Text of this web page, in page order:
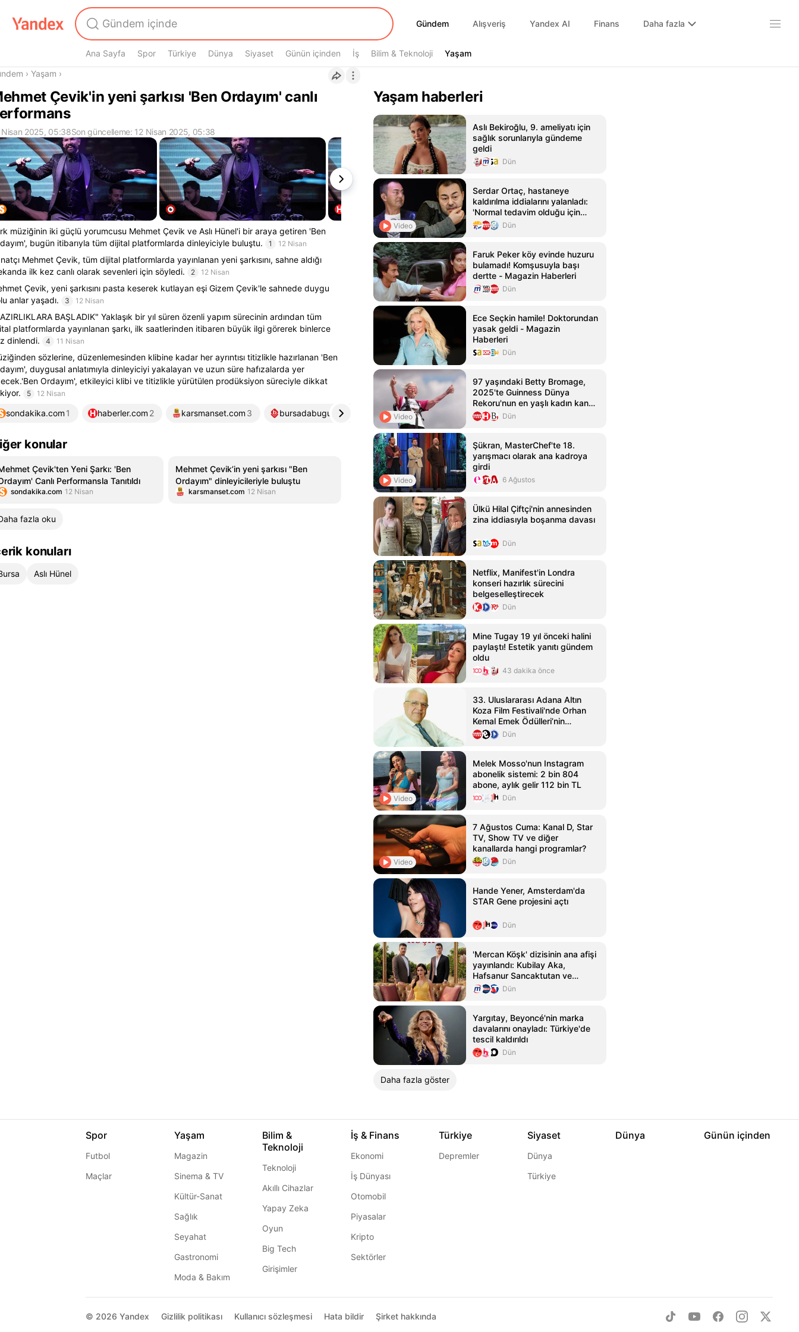
Gündem
Gündem Alışveriş Yandex AI Finans Daha fazla
Ana Sayfa Spor Türkiye Dünya Siyaset Günün içinden İş Bilim & Teknoloji Yaşam
Yaşam
› Yaşam ›
Çevik'in yeni şarkısı 'Ben Ordayım' canlı
Nisan 2025, 05:38Son güncelleme: 12 Nisan 2025, 05:38
müziğinin iki güçlü yorumcusu Mehmet Çevik ve Aslı Hünel'i bir araya getiren 'Ben
bugün itibarıyla tüm dijital platformlarda dinleyiciyle buluştu.
1 12 Nisan
Mehmet Çevik, tüm dijital platformlarda yayınlanan yeni şarkısını, sahne aldığı
ilk kez canlı olarak sevenleri için söyledi.
2 12 Nisan
Çevik, yeni şarkısını pasta keserek kutlayan eşi Gizem Çevik'le sahnede duygu
anlar yaşadı.
3 12 Nisan
BAŞLADIK" Yaklaşık bir yıl süren özenli yapım sürecinin ardından tüm
platformlarda yayınlanan şarkı, ilk saatlerinden itibaren büyük ilgi görerek binlerce
dinlendi.
4 11 Nisan
sözlerine, düzenlemesinden klibine kadar her ayrıntısı titizlikle hazırlanan 'Ben
duygusal anlatımıyla dinleyiciyi yakalayan ve uzun süre hafızalarda yer
Ordayım', etkileyici klibi ve titizlikle yürütülen prodüksiyon süreciyle dikkat
5 12 Nisan
sondakika.com 1 haberler.com 2 karsmanset.com 3 bursadabugun.com sondakika.com
konular
Çevik'ten Yeni Şarkı: 'Ben
Canlı Performansla Tanıtıldı
sondakika.com 12 Nisan
Mehmet Çevik’in yeni şarkısı "Ben
Ordayım" dinleyicileriyle buluştu
karsmanset.com 12 Nisan
fazla oku
konuları
Aslı Hünel
Yaşam haberleri
Aslı Bekiroğlu, 9. ameliyatı için
sağlık sorunlarıyla gündeme
geldi
Dün
Video
Serdar Ortaç, hastaneye
kaldırılma iddialarını yalanladı:
'Normal tedavim olduğu için
hastanedeydim'
Dün
Faruk Peker köy evinde huzuru
bulamadı! Komşusuyla başı
dertte - Magazin Haberleri
Dün
Ece Seçkin hamile! Doktorundan
yasak geldi - Magazin
Haberleri
Dün
Video
97 yaşındaki Betty Bromage,
2025'te Guinness Dünya
Rekoru'nun en yaşlı kadın kanat
yürüyüşçüsüne sahip oldu
Dün
Video
Şükran, MasterChef'te 18.
yarışmacı olarak ana kadroya
girdi
6 Ağustos
Ülkü Hilal Çiftçi'nin annesinden
zina iddiasıyla boşanma davası
Dün
Netflix, Manifest'in Londra
konseri hazırlık sürecini
belgeselleştirecek
Dün
Mine Tugay 19 yıl önceki halini
paylaştı! Estetik yanıtı gündem
oldu
43 dakika önce
33. Uluslararası Adana Altın
Koza Film Festivali'nde Orhan
Kemal Emek Ödülleri’nin
Sahipleri Açıklandı
Dün
Video
Melek Mosso'nun Instagram
abonelik sistemi: 2 bin 804
abone, aylık gelir 112 bin TL
Dün
Video
7 Ağustos Cuma: Kanal D, Star
TV, Show TV ve diğer
kanallarda hangi programlar?
Dün
Hande Yener, Amsterdam'da
STAR Gene projesini açtı
Dün
'Mercan Köşk' dizisinin ana afişi
yayınlandı: Kubilay Aka,
Hafsanur Sancaktutan ve
Bertan Asllani
Dün
Yargıtay, Beyoncé'nin marka
davalarını onayladı: Türkiye'de
tescil kaldırıldı
Dün
Daha fazla göster
Spor
Futbol
Maçlar
Yaşam
Magazin
Sinema & TV
Kültür-Sanat
Sağlık
Seyahat
Gastronomi
Moda & Bakım
Bilim &
Teknoloji
Teknoloji
Akıllı Cihazlar
Yapay Zeka
Oyun
Big Tech
Girişimler
İş & Finans
Ekonomi
İş Dünyası
Otomobil
Piyasalar
Kripto
Sektörler
Türkiye
Depremler
Siyaset
Dünya
Türkiye
Dünya Günün içinden
© 2026 Yandex Gizlilik politikası Kullanıcı sözleşmesi Hata bildir Şirket hakkında